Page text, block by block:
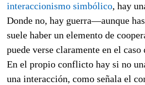
interaccionismo simbólico, hay
Donde no, hay guerra—aunque
suele haber un elemento de
puede verse claramente en el
En el propio conflicto hay si no
una interacción, como señala el